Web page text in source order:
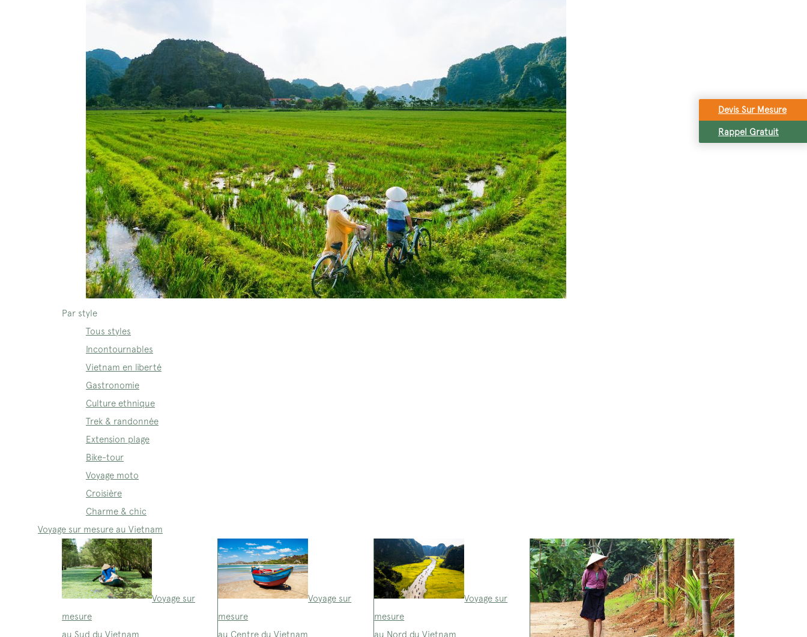
Par style
Tous styles
Incontournables
Vietnam en liberté
Gastronomie
Culture ethnique
Trek & randonnée
Extension plage
Bike-tour
Voyage moto
Croisière
Charme & chic
Voyage sur mesure au Vietnam
Voyage sur
mesure
au Sud du Vietnam
Voyage sur
mesure
au Centre du Vietnam
Voyage sur
mesure
au Nord du Vietnam
Devis Sur Mesure
Rappel Gratuit